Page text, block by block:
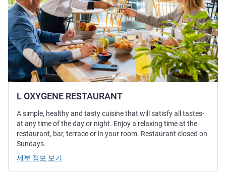
L OXYGENE RESTAURANT
A simple, healthy and tasty cuisine that will satisfy all tastes-
at any time of the day or night. Enjoy a relaxing time at the
restaurant, bar, terrace or in your room. Restaurant closed on
Sundays.
세부 정보 보기